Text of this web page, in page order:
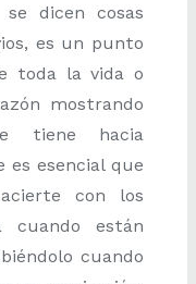
dicen cosas
es un punto
toda la vida o
mostrando
tiene hacia
es esencial que
con los
cuando están
cuando